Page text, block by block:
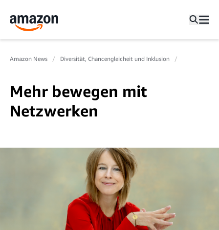
Amazon News Diversität, Chancengleicheit und Inklusion
Mehr bewegen mit
Netzwerken